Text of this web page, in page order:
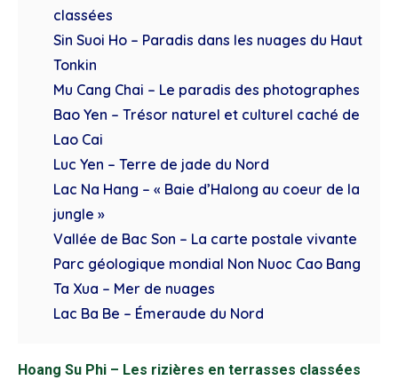
classées
Sin Suoi Ho – Paradis dans les nuages du Haut
Tonkin
Mu Cang Chai – Le paradis des photographes
Bao Yen – Trésor naturel et culturel caché de
Lao Cai
Luc Yen – Terre de jade du Nord
Lac Na Hang – « Baie d’Halong au coeur de la
jungle »
Vallée de Bac Son – La carte postale vivante
Parc géologique mondial Non Nuoc Cao Bang
Ta Xua – Mer de nuages
Lac Ba Be – Émeraude du Nord
Hoang Su Phi – Les rizières en terrasses classées